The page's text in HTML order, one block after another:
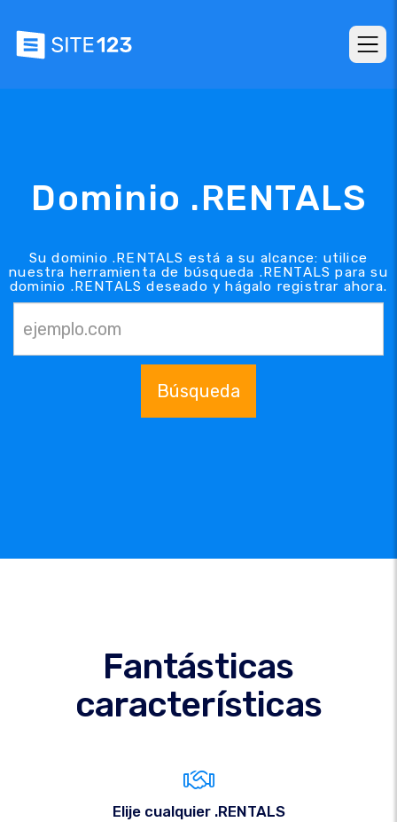
Dominio .RENTALS
Su dominio .RENTALS está a su alcance: utilice
nuestra herramienta de búsqueda .RENTALS para su
dominio .RENTALS deseado y hágalo registrar ahora.
Búsqueda
Fantásticas
características
Elije cualquier .RENTALS